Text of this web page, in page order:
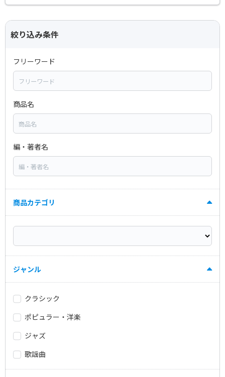
絞り込み条件
フリーワード
商品名
編・著者名
商品カテゴリ
ジャンル
クラシック
ポピュラー・洋楽
ジャズ
歌謡曲